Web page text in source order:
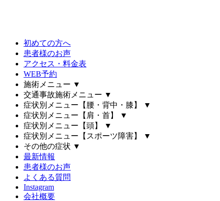
初めての方へ
患者様のお声
アクセス・料金表
WEB予約
施術メニュー ▼
交通事故施術メニュー ▼
症状別メニュー【腰・背中・膝】
▼
症状別メニュー【肩・首】
▼
症状別メニュー【頭】
▼
症状別メニュー【スポーツ障害】
▼
その他の症状 ▼
最新情報
患者様のお声
よくある質問
Instagram
会社概要